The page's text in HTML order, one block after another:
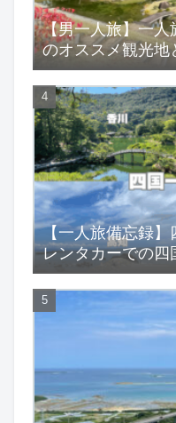
【男一人旅】一人
のオススメ観光地
【一人旅備忘録】
レンタカーでの四
ポットをご紹介！